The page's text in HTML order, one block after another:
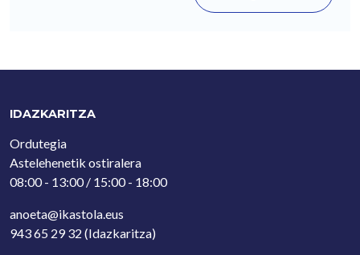
IDAZKARITZA
Ordutegia
Astelehenetik ostiralera
08:00 - 13:00 / 15:00 - 18:00
anoeta@ikastola.eus
943 65 29 32 (Idazkaritza)